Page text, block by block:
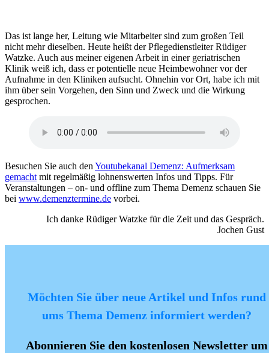
Das ist lange her, Leitung wie Mitarbeiter sind zum großen Teil
nicht mehr dieselben. Heute heißt der Pflegedienstleiter Rüdiger
Watzke. Auch aus meiner eigenen Arbeit in einer geriatrischen
Klinik weiß ich, dass er potentielle neue Heimbewohner vor der
Aufnahme in den Kliniken aufsucht. Ohnehin vor Ort, habe ich mit
ihm über sein Vorgehen, den Sinn und Zweck und die Wirkung
gesprochen.
Besuchen Sie auch den Youtubekanal Demenz: Aufmerksam
gemacht mit regelmäßig lohnenswerten Infos und Tipps. Für
Veranstaltungen – on- und offline zum Thema Demenz schauen Sie
bei www.demenztermine.de vorbei.
Ich danke Rüdiger Watzke für die Zeit und das Gespräch.
Jochen Gust
Möchten Sie über neue Artikel und Infos rund
ums Thema Demenz informiert werden?
Abonnieren Sie den kostenlosen Newsletter um